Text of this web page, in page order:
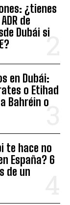
¿tienes
de
Dubái si
en Dubái:
o Etihad
Bahréin o
te hace no
España? 6
de un